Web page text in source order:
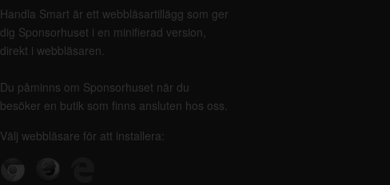
Handla Smart är ett webbläsartillägg som ger
dig Sponsorhuset i en minifierad version,
direkt i webbläsaren.
Du påminns om Sponsorhuset när du
besöker en butik som finns ansluten hos oss.
Välj webbläsare för att installera: